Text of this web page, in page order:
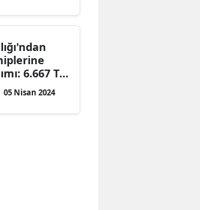
6.667 TL
Ulaşılır?
05 Nisan 2024